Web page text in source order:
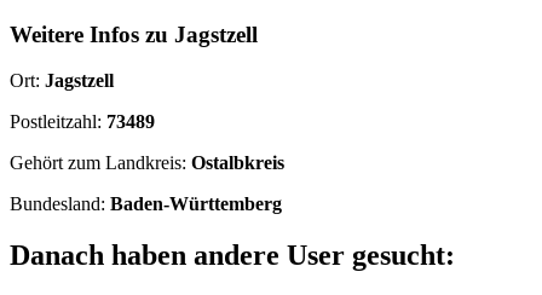
Weitere Infos zu Jagstzell
Ort: Jagstzell
Postleitzahl: 73489
Gehört zum Landkreis: Ostalbkreis
Bundesland: Baden-Württemberg
Danach haben andere User gesucht: